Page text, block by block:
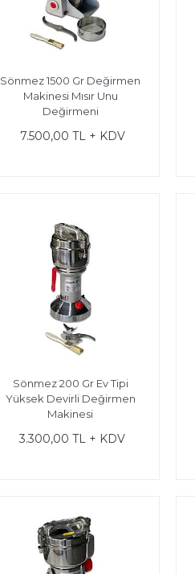
Sönmez 1500 Gr Değirmen
Makinesi Mısır Unu
Değirmeni
7.500,00 TL + KDV
Sönmez 200 Gr Ev Tipi
Yüksek Devirli Değirmen
Makinesi
3.300,00 TL + KDV